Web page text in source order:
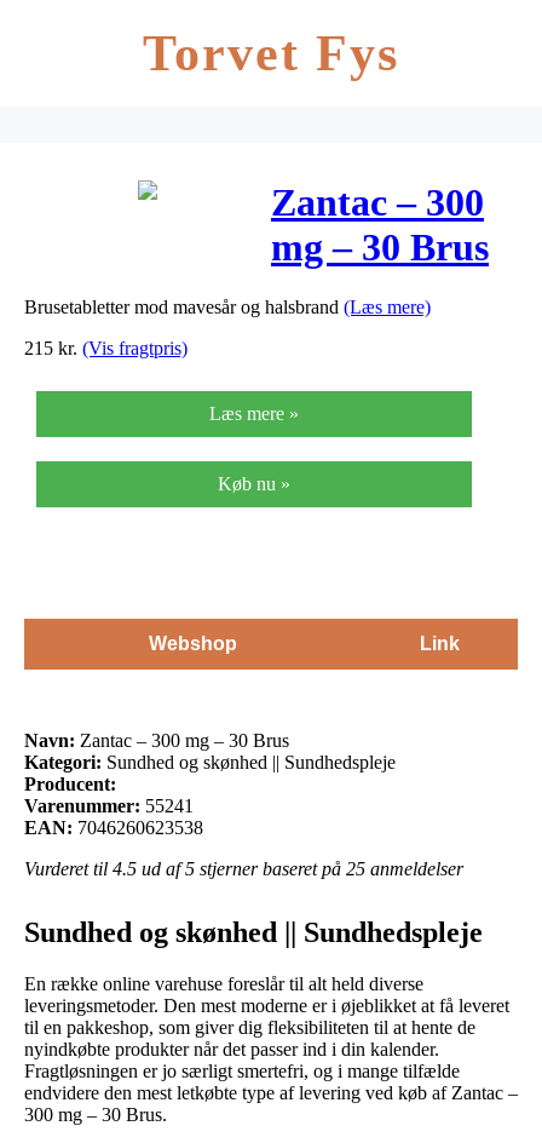
Torvet Fys
Zantac – 300
mg – 30 Brus
Brusetabletter mod mavesår og halsbrand (Læs mere)
215 kr. (Vis fragtpris)
Læs mere »
Køb nu »
Webshop Link
Navn: Zantac – 300 mg – 30 Brus
Kategori: Sundhed og skønhed || Sundhedspleje
Producent:
Varenummer: 55241
EAN: 7046260623538
Vurderet til 4.5 ud af 5 stjerner baseret på 25 anmeldelser
Sundhed og skønhed || Sundhedspleje
En række online varehuse foreslår til alt held diverse
leveringsmetoder. Den mest moderne er i øjeblikket at få leveret
til en pakkeshop, som giver dig fleksibiliteten til at hente de
nyindkøbte produkter når det passer ind i din kalender.
Fragtløsningen er jo særligt smertefri, og i mange tilfælde
endvidere den mest letkøbte type af levering ved køb af Zantac –
300 mg – 30 Brus.